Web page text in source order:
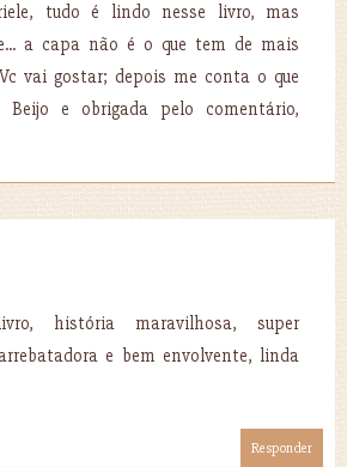
tudo é lindo nesse livro, mas
a capa não é o que tem de mais
vai gostar; depois me conta o que
Beijo e obrigada pelo comentário,
história maravilhosa, super
e bem envolvente, linda
Responder